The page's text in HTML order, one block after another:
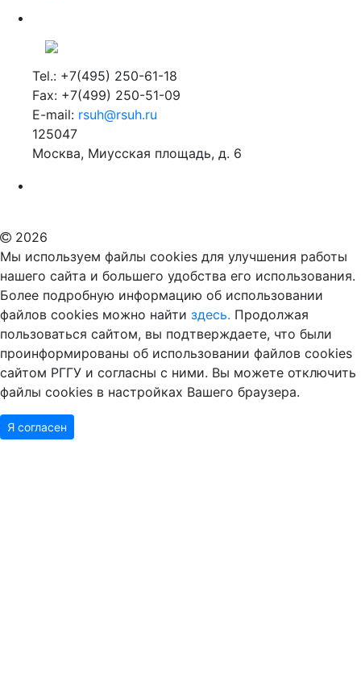
Tel.: +7(495) 250-61-18
Fax: +7(499) 250-51-09
E-mail: rsuh@rsuh.ru
125047
Москва, Миусская площадь, д. 6
2026
Мы используем файлы cookies для улучшения работы
нашего сайта и большего удобства его использования.
Более подробную информацию об использовании
файлов cookies можно найти здесь. Продолжая
пользоваться сайтом, вы подтверждаете, что были
проинформированы об использовании файлов cookies
сайтом РГГУ и согласны с ними. Вы можете отключить
файлы cookies в настройках Вашего браузера.
Я согласен